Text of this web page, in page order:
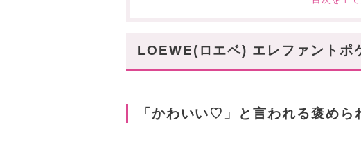
まとめ
あなたにオススメの記事はこちら!
LOEWE(ロエベ) エレファントポ
「かわいい♡」と言われる褒めら